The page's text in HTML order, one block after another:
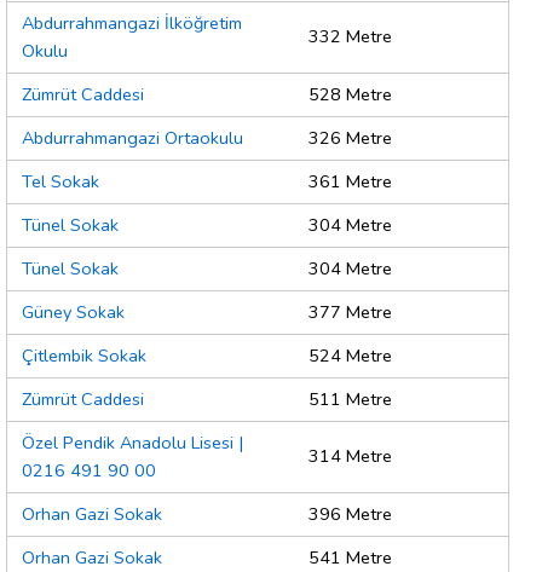
Abdurrahmangazi İlköğretim
Okulu
332 Metre
Zümrüt Caddesi
528 Metre
Abdurrahmangazi Ortaokulu
326 Metre
Tel Sokak
361 Metre
Tünel Sokak
304 Metre
Tünel Sokak
304 Metre
Güney Sokak
377 Metre
Çitlembik Sokak
524 Metre
Zümrüt Caddesi
511 Metre
Özel Pendik Anadolu Lisesi |
0216 491 90 00
314 Metre
Orhan Gazi Sokak
396 Metre
Orhan Gazi Sokak
541 Metre